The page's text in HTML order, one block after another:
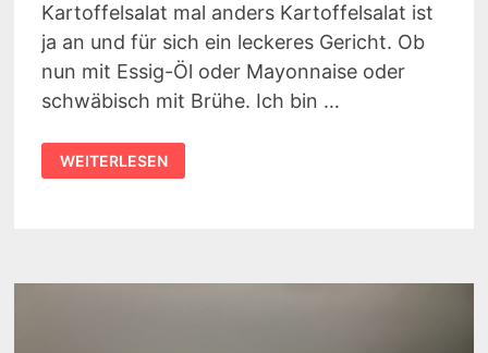
Kartoffelsalat mal anders Kartoffelsalat ist
ja an und für sich ein leckeres Gericht. Ob
nun mit Essig-Öl oder Mayonnaise oder
schwäbisch mit Brühe. Ich bin …
REZEPT:
KARTOFFEL-
FENCHEL-
WEITERLESEN